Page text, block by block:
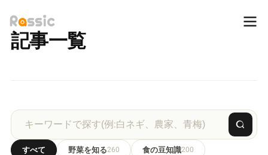
記事一覧
すべて 野菜を知る260 食の豆知識200